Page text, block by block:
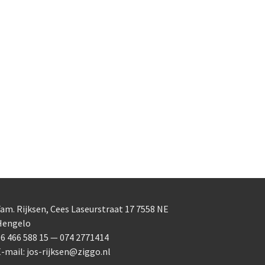
Rijksen, Cees Laseurstraat 17 7558 NE
466 588 15 — 074 2771414
mail: jos-rijksen@ziggo.nl